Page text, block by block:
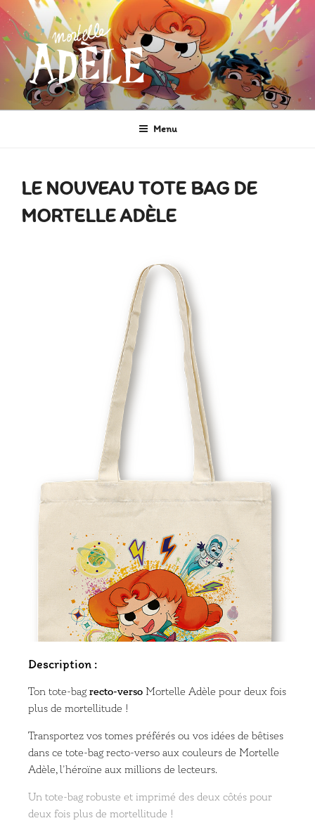
MORTELLE ADÈLE
Héroïne de Bande dessinée
Menu
LE NOUVEAU TOTE BAG DE
MORTELLE ADÈLE
Description :
Ton tote-bag recto-verso Mortelle Adèle pour deux fois
plus de mortellitude !
Transportez vos tomes préférés ou vos idées de bêtises
dans ce tote-bag recto-verso aux couleurs de Mortelle
Adèle, l’héroïne aux millions de lecteurs.
Un tote-bag robuste et imprimé des deux côtés pour
deux fois plus de mortellitude !